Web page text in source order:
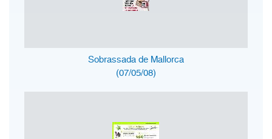
Sobrassada de Mallorca
(07/05/08)